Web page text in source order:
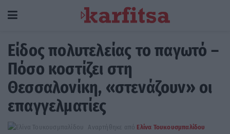
Είδος πολυτελείας το παγωτό –
Πόσο κοστίζει στη
Θεσσαλονίκη, «στενάζουν» οι
επαγγελματίες
Αναρτήθηκε από Ελίνα Τουκουσμπαλίδου